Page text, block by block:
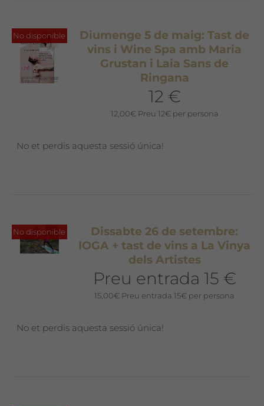
No disponible
Diumenge 5 de maig: Tast de
vins i Wine Spa amb Maria
Grustan i Laia Sans de
Ringana
12 €
12,00€ Preu 12€ per persona
No et perdis aquesta sessió única!
No disponible
Dissabte 26 de setembre:
IOGA + tast de vins a La Vinya
dels Artistes
Preu entrada 15 €
15,00€ Preu entrada 15€ per persona
No et perdis aquesta sessió única!